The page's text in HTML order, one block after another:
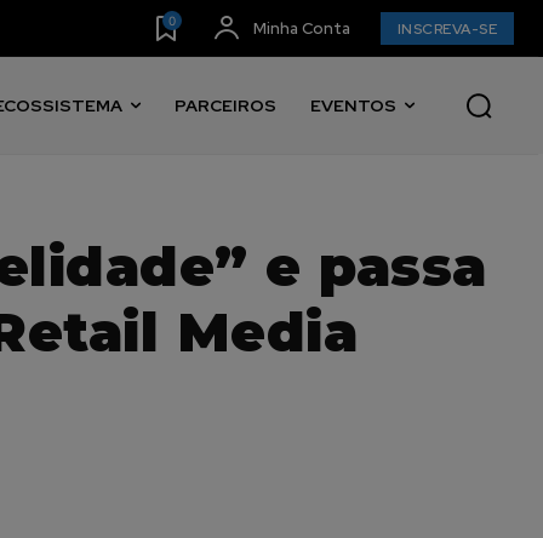
0 Minha Conta INSCREVA-SE
PARCEIROS EVENTOS
e passa
Media